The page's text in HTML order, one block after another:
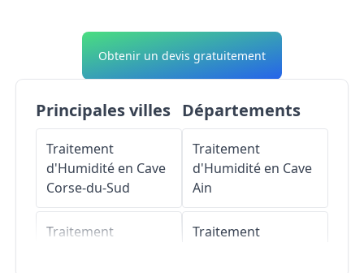
Obtenir un devis gratuitement
Principales villes
Traitement
d'Humidité en Cave
Corse-du-Sud
Traitement
Départements
Traitement
d'Humidité en Cave
Ain
Traitement